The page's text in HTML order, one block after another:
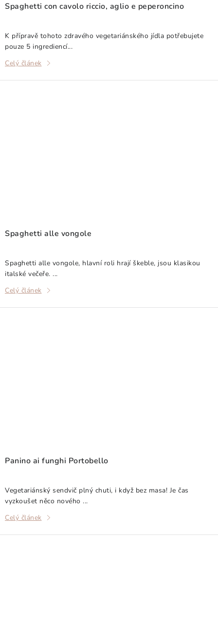
Spaghetti con cavolo riccio, aglio e peperoncino
K přípravě tohoto zdravého vegetariánského jídla potřebujete
pouze 5 ingrediencí...
Celý článek
Spaghetti alle vongole
Spaghetti alle vongole, hlavní roli hrají škeble, jsou klasikou
italské večeře. ...
Celý článek
Panino ai funghi Portobello
Vegetariánský sendvič plný chuti, i když bez masa! Je čas
vyzkoušet něco nového ...
Celý článek